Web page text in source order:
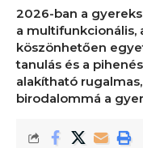
2026-ban a
a multifunkcionális,
köszönhetően
tanulás és a
alakítható
birodalommá a